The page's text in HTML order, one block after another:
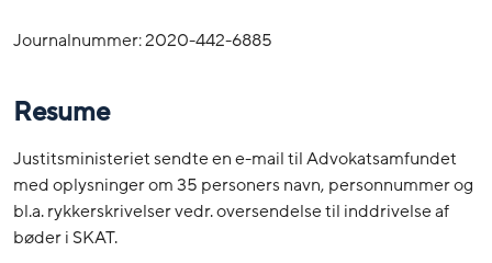
Journalnummer: 2020-442-6885
Resume
Justitsministeriet sendte en e-mail til Advokatsamfundet
med oplysninger om 35 personers navn, personnummer og
bl.a. rykkerskrivelser vedr. oversendelse til inddrivelse af
bøder i SKAT.